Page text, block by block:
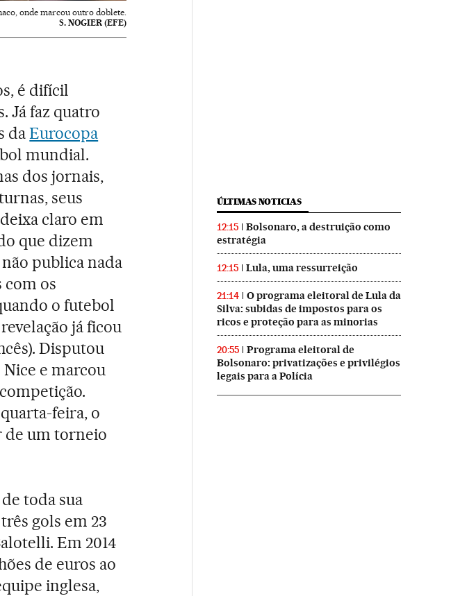
onde marcou outro doblete.
S. NOGIER (EFE)
é difícil
Já faz quatro
daEurocopa
mundial.
dos jornais,
seus
claro em
que dizem
publica nada
com os
o futebol
já ficou
Disputou
e marcou
feira, o
de um torneio
toda sua
gols em 23
Em 2014
de euros ao
inglesa,
ÚLTIMAS NOTICIAS
12:15
Bolsonaro, a destruição como
estratégia
12:15 Lula, uma ressurreição
21:14
O programa eleitoral de Lula da
Silva: subidas de impostos para os
ricos e proteção para as minorias
20:55
Programa eleitoral de
Bolsonaro: privatizações e privilégios
legais para a Polícia